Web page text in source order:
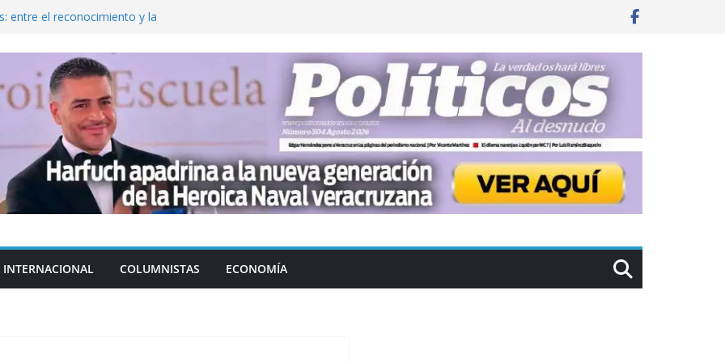
entre el reconocimiento y la
Unidos
a escuelas para dejar el esquema
política en casos de desafuero
Ciudadano
punzante a cuatro hombres
INTERNACIONAL COLUMNISTAS ECONOMÍA